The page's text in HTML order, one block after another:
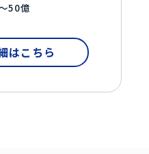
50億
はこちら